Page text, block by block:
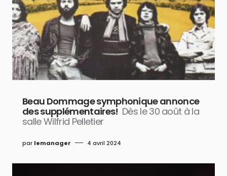
Beau Dommage symphonique annonce
des supplémentaires! Dès le 30 août à la
salle Wilfrid Pelletier
par lemanager 4 avril 2024